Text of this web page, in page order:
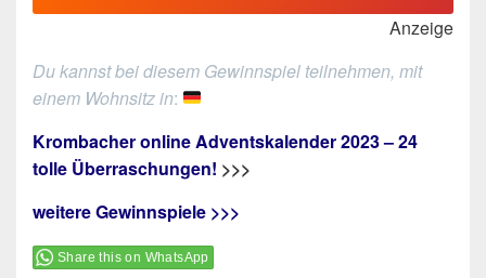
Anzeige
Du kannst bei diesem Gewinnspiel teilnehmen, mit
einem Wohnsitz in:
Krombacher online Adventskalender 2023 – 24
tolle Überraschungen! >>>
weitere Gewinnspiele >>>
Share this on WhatsApp